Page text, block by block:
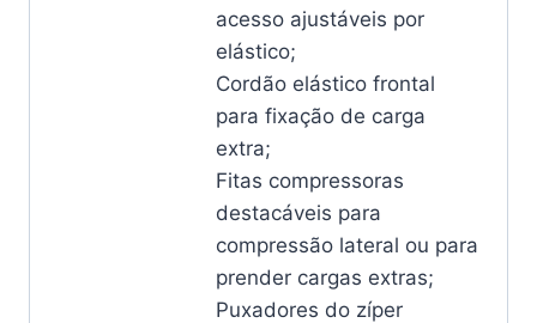
acesso ajustáveis por
elástico;
Cordão elástico frontal
para fixação de carga
extra;
Fitas compressoras
destacáveis para
compressão lateral ou para
prender cargas extras;
Puxadores do zíper